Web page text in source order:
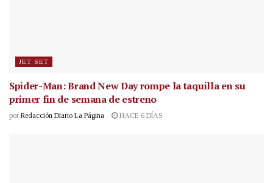
JET SET
Spider-Man: Brand New Day rompe la taquilla en su
primer fin de semana de estreno
por Redacción Diario La Página HACE 6 DÍAS